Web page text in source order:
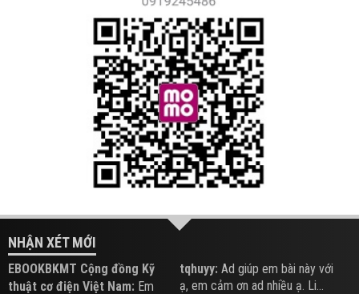
NHẬN XÉT MỚI
EBOOKBKMT Cộng đồng Kỹ
thuật cơ điện Việt Nam: Em
tqhuyy: Ad giúp em bài này với
ạ, em cảm ơn ad nhiều ạ. Li...